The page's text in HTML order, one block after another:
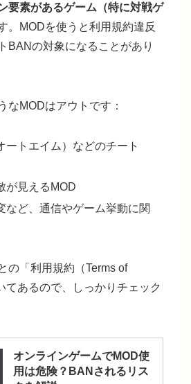
要素があるゲーム（特に対戦ゲ
。MODを使うと利用規約違反
BANの対象になる ことがあり
なMODはアウトです：
ートエイム）などのチート
が見えるMOD
など、通信やゲーム挙動に関
の「利用規約（Terms of
てあるので、しっかりチェック
オンラインゲームでMOD使
用は危険？BANされるリス